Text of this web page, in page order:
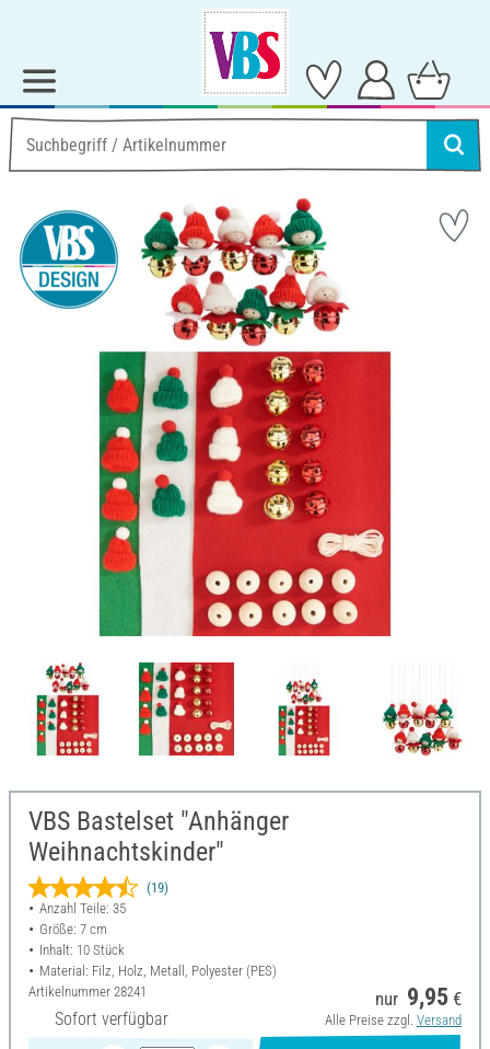
VBS Bastelset "Anhänger
Weihnachtskinder"
(19)
Anzahl Teile: 35
Größe: 7 cm
Inhalt: 10 Stück
Material: Filz, Holz, Metall, Polyester (PES)
Artikelnummer 28241
Sofort verfügbar
nur 9,95 €
Alle Preise zzgl. Versand